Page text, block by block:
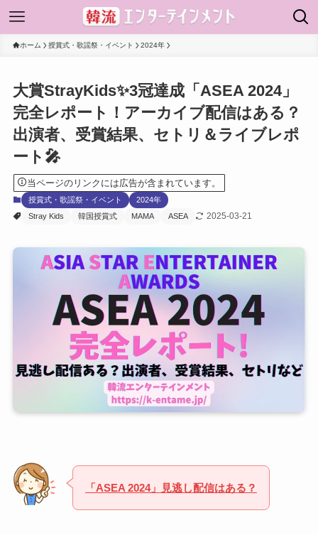
ホーム 授賞式・歌謡祭・イベント 2024年
大賞StrayKids✨3冠達成「ASEA 2024」
完全レポート！アーカイブ配信はある？
出演者、受賞結果、セトリ＆ライブレポ
ート🎤
当ページのリンクには広告が含まれています。
授賞式・歌謡祭・イベント
2024年
Stray Kids
韓国授賞式 MAMA ASEA 2025-03-21
「ASEA 2024」見逃し配信はある？